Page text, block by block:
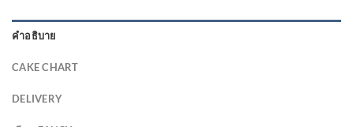
คำอธิบาย
CAKE CHART
DELIVERY